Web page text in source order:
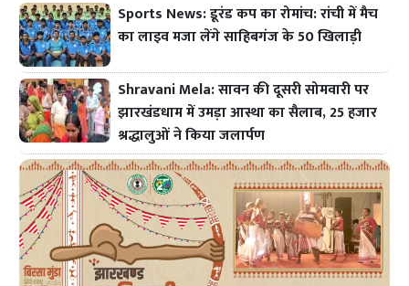
Sports News: डूरंड कप का रोमांच: रांची में मैच
का लाइव मजा लेंगे साहिबगंज के 50 खिलाड़ी
Shravani Mela: सावन की दूसरी सोमवारी पर
झारखंडधाम में उमड़ा आस्था का सैलाब, 25 हजार
श्रद्धालुओं ने किया जलार्पण